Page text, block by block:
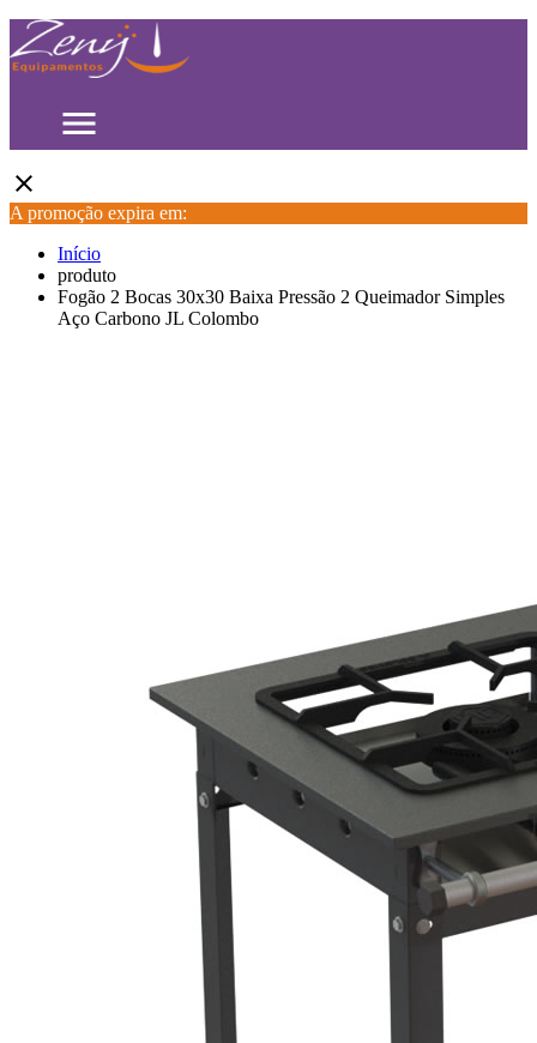
menu
close
A promoção expira em:
Início
produto
Fogão 2 Bocas 30x30 Baixa Pressão 2 Queimador Simples
Aço Carbono JL Colombo